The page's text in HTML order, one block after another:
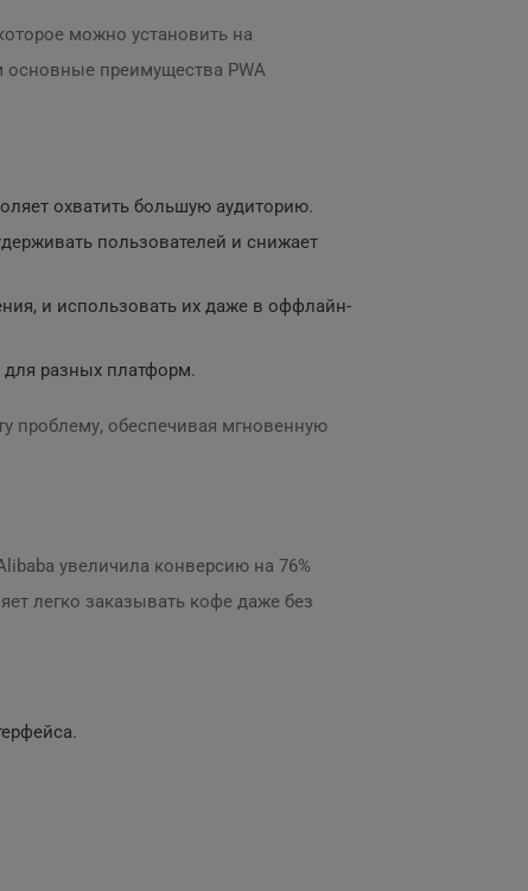
можно установить на
основные преимущества PWA
охватить большую аудиторию.
пользователей и снижает
и использовать их даже в оффлайн-
для разных платформ.
проблему, обеспечивая мгновенную
увеличила конверсию на 76%
легко заказывать кофе даже без